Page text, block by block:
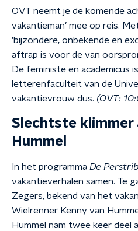
OVT neemt je de komende
vakantieman’ mee op reis.
'bijzondere, onbekende en
aftrap is voor de van
De feministe en academicus
letterenfaculteit van de
vakantievrouw dus. (OVT:
Slechtste klimmer
Hummel
In het programma De
vakantieverhalen samen. Te
Zegers, bekend van het
Wielrenner Kenny van
Hummel nam twee keer deel